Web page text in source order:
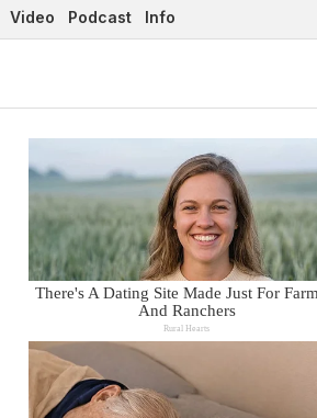
Video Podcast Info